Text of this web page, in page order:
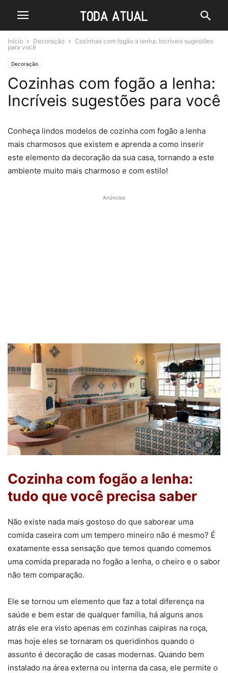
Início Decoração
Cozinhas com fogão a lenha: Incríveis sugestões
para você
Decoração
Cozinhas com fogão a lenha:
Incríveis sugestões para você
Conheça lindos modelos de cozinha com fogão a lenha
mais charmosos que existem e aprenda a como inserir
este elemento da decoração da sua casa, tornando a este
ambiente muito mais charmoso e com estilo!
Anúncios
Cozinha com fogão a lenha:
tudo que você precisa saber
Não existe nada mais gostoso do que saborear uma
comida caseira com um tempero mineiro não é mesmo? É
exatamente essa sensação que temos quando comemos
uma comida preparada no fogão a lenha, o cheiro e o sabor
não tem comparação.
Ele se tornou um elemento que faz a total diferença na
saúde e bem estar de qualquer família, há alguns anos
atrás ele era visto apenas em cozinhas caipiras na roça,
mas hoje eles se tornaram os queridinhos quando o
assunto é decoração de casas modernas. Quando bem
instalado na área externa ou interna da casa, ele permite o